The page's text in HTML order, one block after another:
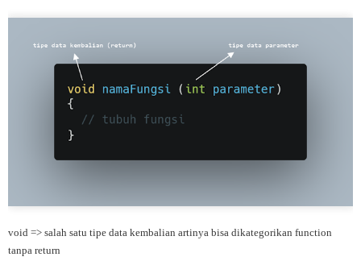
void => salah satu tipe data kembalian artinya bisa dikategorikan function
tanpa return